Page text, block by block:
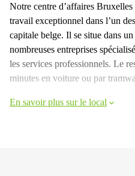
Notre centre d’affaires
travail exceptionnel dans l’un
capitale belge. Il se situe dans
nombreuses entreprises
les services professionnels. Le
minutes en voiture ou par
En savoir plus sur le local